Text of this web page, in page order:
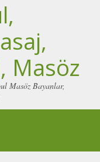
Masöz
Masöz Bayanlar,